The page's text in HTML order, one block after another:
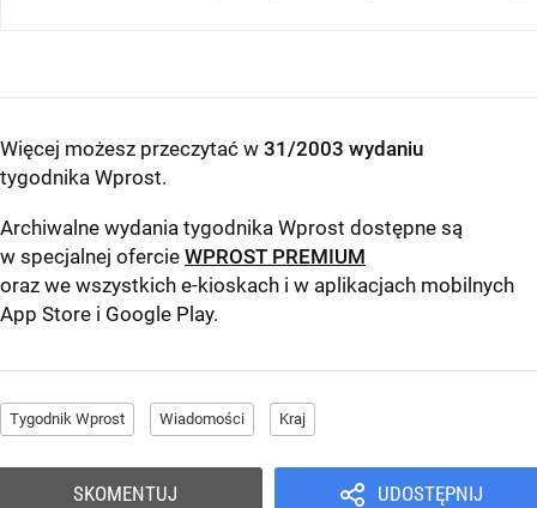
Więcej możesz przeczytać w 31/2003 wydaniu
tygodnika Wprost.
Archiwalne wydania tygodnika Wprost dostępne są
w specjalnej ofercie WPROST PREMIUM
oraz we wszystkich e-kioskach i w aplikacjach mobilnych
App Store i Google Play.
Tygodnik Wprost Wiadomości Kraj
UDOSTĘPNIJ
SKOMENTUJ